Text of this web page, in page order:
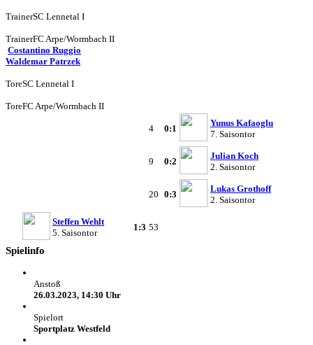
TrainerSC Lennetal I
TrainerFC Arpe/Wormbach II
Costantino Ruggio
Waldemar Patrzek
ToreSC Lennetal I
ToreFC Arpe/Wormbach II
4 0:1
Yunus Kafaoglu
7. Saisontor
9 0:2
Julian Koch
2. Saisontor
20 0:3
Lukas Grothoff
2. Saisontor
Steffen Wehlt
5. Saisontor
1:3 53
Spielinfo
Anstoß
26.03.2023, 14:30 Uhr
Spielort
Sportplatz Westfeld